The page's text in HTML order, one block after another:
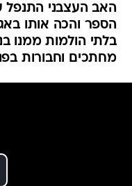
האב העצבני התנפל
הספר והכה אותו
בלתי הולמות ממנו
מחתכים וחבורות